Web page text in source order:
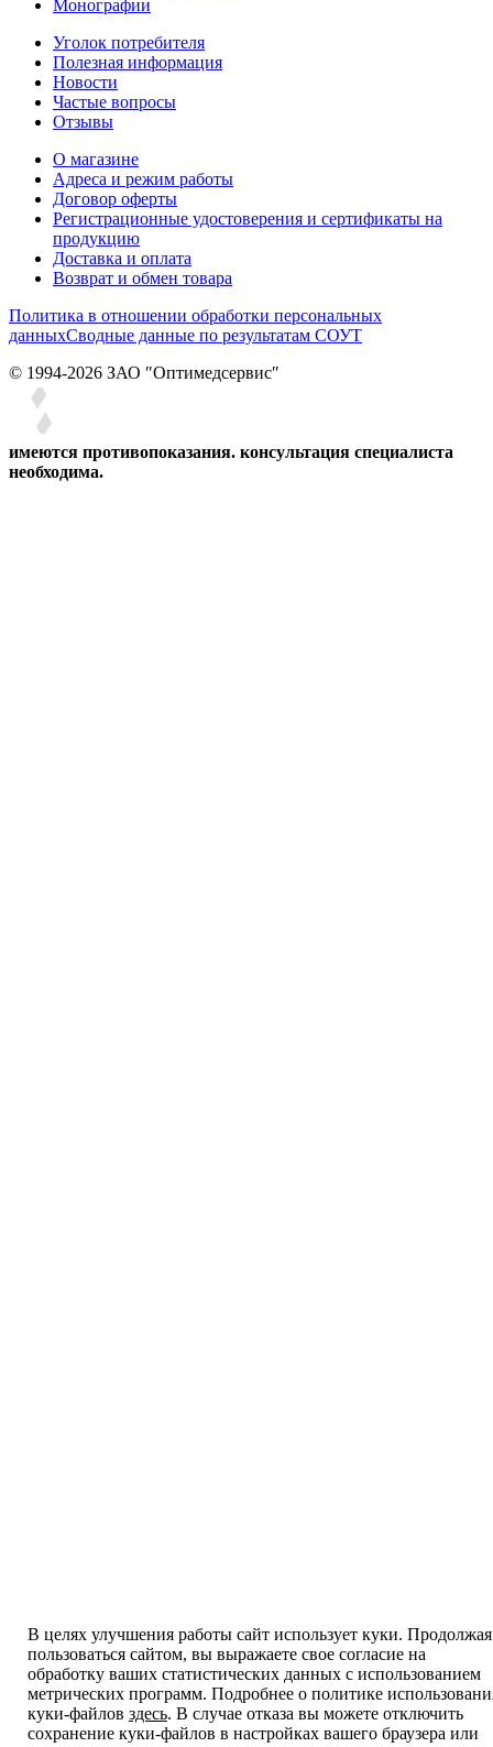
Монографии
Уголок потребителя
Полезная информация
Новости
Частые вопросы
Отзывы
О магазине
Адреса и режим работы
Договор оферты
Регистрационные удостоверения и сертификаты на
продукцию
Доставка и оплата
Возврат и обмен товара
Политика в отношении обработки персональных
данныхСводные данные по результатам СОУТ
© 1994-2026 ЗАО ″Оптимедсервис″
имеются противопоказания. консультация специалиста
необходима.
В целях улучшения работы сайт использует куки. Продолжая
пользоваться сайтом, вы выражаете свое согласие на
обработку ваших статистических данных с использованием
метрических программ. Подробнее о политике
куки-файлов здесь. В случае отказа вы можете отключить
сохранение куки-файлов в настройках вашего браузера или